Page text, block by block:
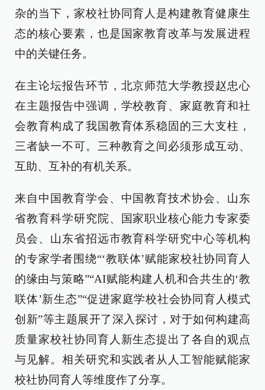
杂的当下，家校社协同育人是构建教育健康生
态的核心要素，也是国家教育改革与发展进程
中的关键任务。
在主论坛报告环节，北京师范大学教授赵忠心
在主题报告中强调，学校教育、家庭教育和社
会教育构成了我国教育体系稳固的三大支柱，
三者缺一不可。三种教育之间必须形成互动、
互助、互补的有机关系。
来自中国教育学会、中国教育技术协会、山东
省教育科学研究院、国家职业核心能力专家委
员会、山东省招远市教育科学研究中心等机构
的专家学者围绕“‘教联体’赋能家校社协同育人
的缘由与策略”“AI赋能构建人机和合共生的‘教
联体’新生态”“促进家庭学校社会协同育人模式
创新”等主题展开了深入探讨，对于如何构建高
质量家校社协同育人新生态提出了各自的观点
与见解。相关研究和实践者从人工智能赋能家
校社协同育人等维度作了分享。